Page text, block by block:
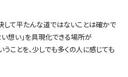
て平たんな道ではないことは確かで
い想い」を具現化できる場所が
ことを、少しでも多くの人に感じても